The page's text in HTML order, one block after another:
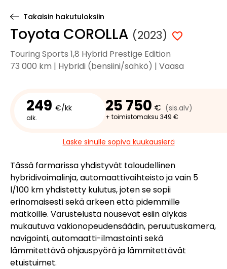
Takaisin hakutuloksiin
Toyota COROLLA (2023)
Touring Sports 1,8 Hybrid Prestige Edition
73 000 km | Hybridi (bensiini/sähkö) | Vaasa
249 €/kk
alk.
25 750 € (sis.alv)
+ toimistomaksu 349 €
Laske sinulle sopiva kuukausierä
Tässä farmarissa yhdistyvät taloudellinen
hybridivoimalinja, automaattivaihteisto ja vain 5
l/100 km yhdistetty kulutus, joten se sopii
erinomaisesti sekä arkeen että pidemmille
matkoille. Varustelusta nousevat esiin älykäs
mukautuva vakionopeudensäädin, peruutuskamera,
navigointi, automaatti-ilmastointi sekä
lämmitettävä ohjauspyörä ja lämmitettävät
etuistuimet.